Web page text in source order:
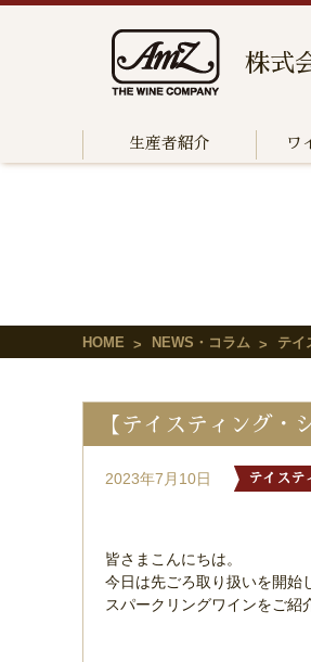
株式
生産者紹介 ワ
HOME NEWS・コラム テイ
【テイスティング・
2023年7月10日 テイステ
皆さまこんにちは。
今日は先ごろ取り扱いを開始
スパークリングワインをご紹